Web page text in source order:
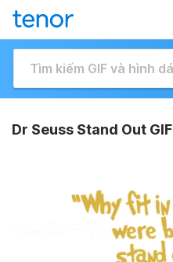
Dr Seuss Stand Out GIF